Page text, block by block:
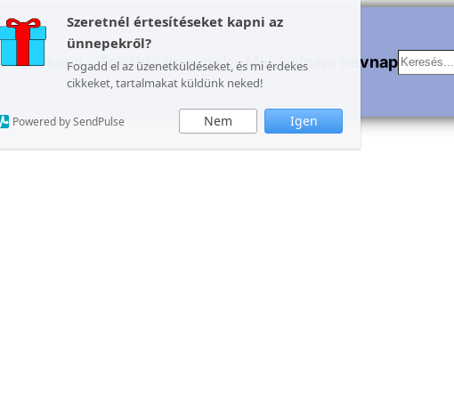
Szeretnél értesítéseket kapni az
ünnepekről?
Fogadd el az üzenetküldéseket, és mi érdekes
cikkeket, tartalmakat küldünk neked!
Nem Igen
Powered by SendPulse
Karácsony További ünnepek Mai, holnapi névnapKeresés